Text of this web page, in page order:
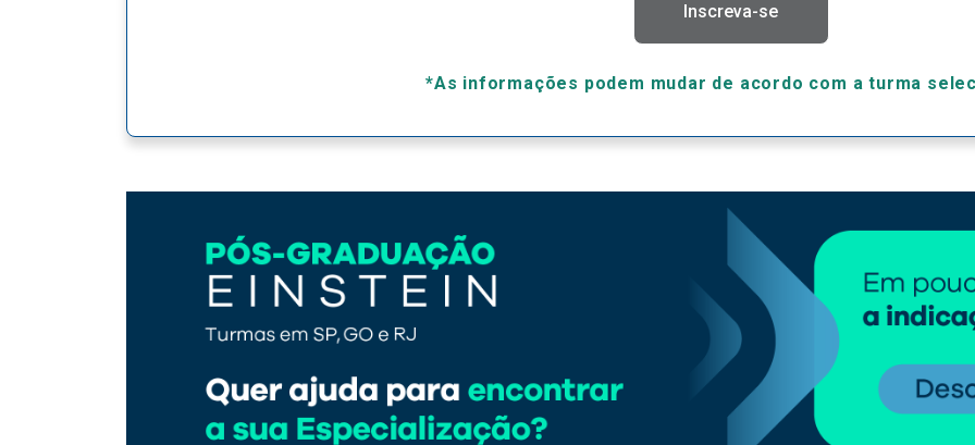
Inscreva-se
*As informações podem mudar de acordo com a turma